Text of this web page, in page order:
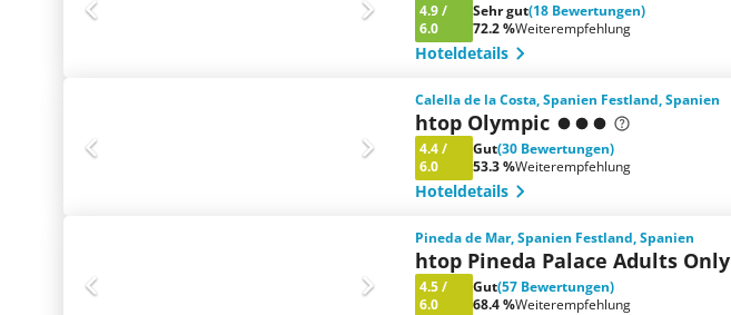
4.9/
6.0
Sehr gut(18 Bewertungen)
72.2 %Weiterempfehlung
Hoteldetails
Calella de la Costa, Spanien Festland, Spanien
htop Olympic
4.4/
6.0
Gut(30 Bewertungen)
53.3 %Weiterempfehlung
Hoteldetails
Pineda de Mar, Spanien Festland, Spanien
htop Pineda Palace Adults Only
4.5/
6.0
Gut(57 Bewertungen)
68.4 %Weiterempfehlung